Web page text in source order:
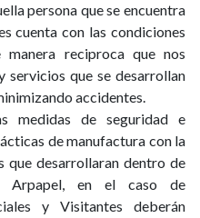
persona que se encuentra
cuenta con las condiciones
reciproca que nos
servicios que se desarrollan
accidentes.
medidas de seguridad e
de manufactura con la
que desarrollaran dentro de
Arpapel, en el caso de
y Visitantes deberán